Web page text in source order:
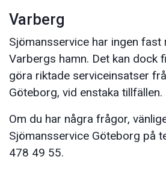
Varberg
Sjömansservice har ingen fast
Varbergs hamn. Det kan dock
göra riktade serviceinsatser
Göteborg, vid enstaka tillfällen.
Om du har några frågor,
Sjömansservice Göteborg på
478 49 55.